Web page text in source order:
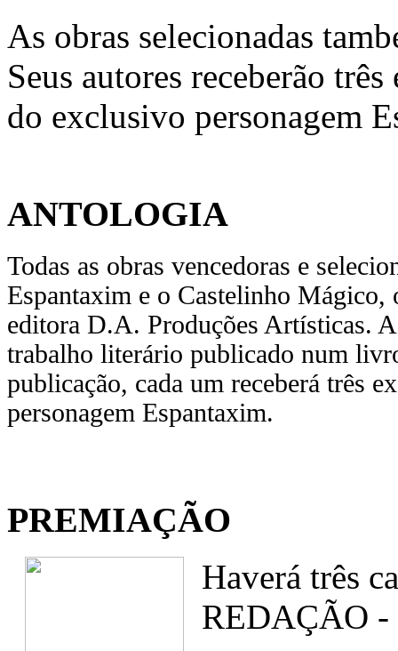
As obras selecionadas
Seus autores receberão
do exclusivo personagem
ANTOLOGIA
Todas as obras vencedoras e
Espantaxim e o Castelinho Mágico,
editora D.A. Produções Artísticas.
trabalho literário publicado num
publicação, cada um receberá três
personagem Espantaxim.
PREMIAÇÃO
Haverá três
REDAÇÃO -